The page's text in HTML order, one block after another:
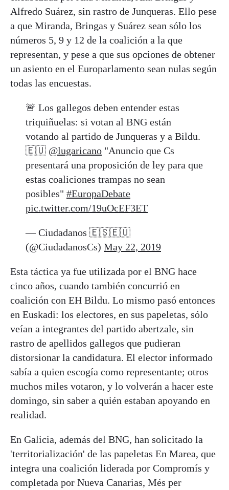
Alfredo Suárez, sin rastro de Junqueras. Ello pese
a que Miranda, Bringas y Suárez sean sólo los
números 5, 9 y 12 de la coalición a la que
representan, y pese a que sus opciones de obtener
un asiento en el Europarlamento sean nulas según
todas las encuestas.
🚨 Los gallegos deben entender estas
triquiñuelas: si votan al BNG están
votando al partido de Junqueras y a Bildu.
🇪🇺 @lugaricano "Anuncio que Cs
presentará una proposición de ley para que
estas coaliciones trampas no sean
posibles" #EuropaDebate
pic.twitter.com/19uOcEF3ET
— Ciudadanos 🇪🇸🇪🇺
(@CiudadanosCs) May 22, 2019
Esta táctica ya fue utilizada por el BNG hace
cinco años, cuando también concurrió en
coalición con EH Bildu. Lo mismo pasó entonces
en Euskadi: los electores, en sus papeletas, sólo
veían a integrantes del partido abertzale, sin
rastro de apellidos gallegos que pudieran
distorsionar la candidatura. El elector informado
sabía a quien escogía como representante; otros
muchos miles votaron, y lo volverán a hacer este
domingo, sin saber a quién estaban apoyando en
realidad.
En Galicia, además del BNG, han solicitado la
'territorialización' de las papeletas En Marea, que
integra una coalición liderada por Compromís y
completada por Nueva Canarias, Més per